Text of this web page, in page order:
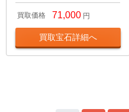
買取価格 71,000 円
買取宝石詳細へ